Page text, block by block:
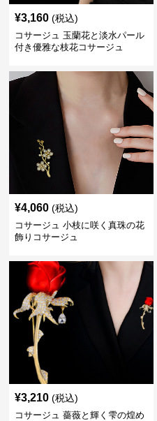
¥3,160 (税込)
コサージュ 玉蘭花と淡水パール
付き優雅な枝花コサージュ
¥4,060 (税込)
コサージュ 小枝に咲く真珠の花
飾りコサージュ
¥3,210 (税込)
コサージュ 薔薇と輝く雫の煌め